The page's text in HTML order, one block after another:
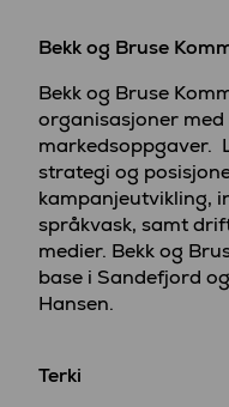
Bekk og Bruse
Bekk og Bruse
organisasjoner
markedsoppgaver.
strategi og
kampanjeutvikling,
språkvask, samt
medier. Bekk og
base i Sandefjord
Hansen.
Terki